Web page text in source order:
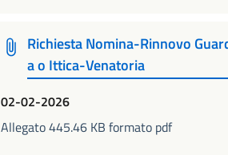
Richiesta Nomina-Rinnovo
a o Ittica-Venatoria
02-02-2026
Allegato 445.46 KB formato pdf